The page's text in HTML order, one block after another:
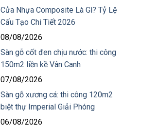
Cửa Nhựa Composite Là Gì? Tỷ Lệ
Cấu Tạo Chi Tiết 2026
08/08/2026
Sàn gỗ cốt đen chịu nước: thi công
150m2 liền kề Vân Canh
07/08/2026
Sàn gỗ xương cá: thi công 120m2
biệt thự Imperial Giải Phóng
06/08/2026